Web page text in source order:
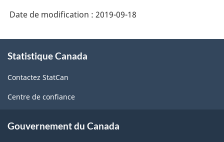
l'Amérique
du
Nord
(SCPAN)
2017
version
Date de modification : 2019-09-18
propos
ce
site
Statistique Canada
Contactez StatCan
Centre de confiance
Gouvernement du Canada